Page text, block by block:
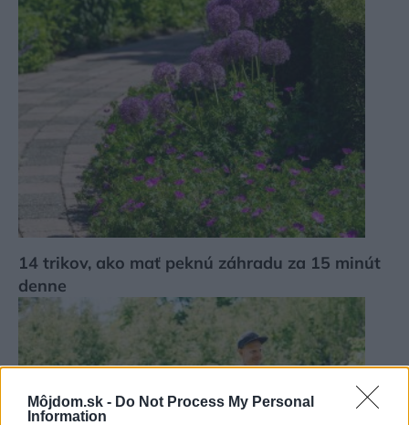
Môjdom.sk - Do Not Process My Personal
Information
14 trikov, ako mať peknú záhradu za 15 minút
denne